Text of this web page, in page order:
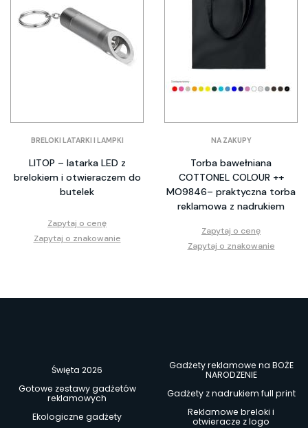
BRELOKI LATARKI I LAMPKI
LITOP – latarka LED z
brelokiem i otwieraczem do
butelek
Zapytaj o cenę
Zapytaj o znakowanie
NA ZAKUPY
Torba bawełniana
COTTONEL COLOUR ++
MO9846– praktyczna torba
reklamowa z nadrukiem
Zapytaj o cenę
Zapytaj o znakowanie
Święta 2026
Gadżety reklamowe na BOŻE
NARODZENIE
Gotowe zestawy gadżetów
reklamowych
Gadżety z nadrukiem full print
Ekologiczne gadżety
Reklamowe breloki i
otwieracze z logo